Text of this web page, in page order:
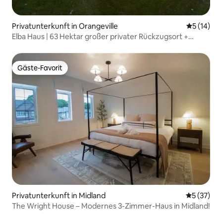
Privatunterkunft in Orangeville
5 (14)
Elba Haus | 63 Hektar großer privater Rückzugsort +
Gäste-Favorit
Gäste-Favorit
Privatunterkunft in Midland
5 (37)
The Wright House – Modernes 3-Zimmer-Haus in Midland!